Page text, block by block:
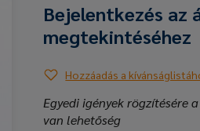
Bejelentkezés az
megtekintéséhez
Hozzáadás a
Egyedi igények rögzítésére
van lehetőség